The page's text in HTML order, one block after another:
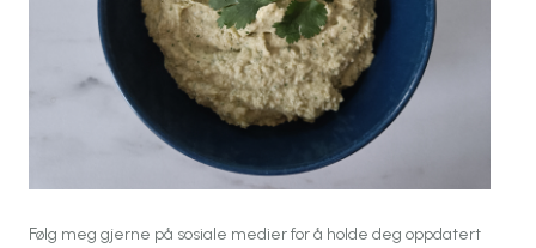
Følg meg gjerne på sosiale medier for å holde deg oppdatert